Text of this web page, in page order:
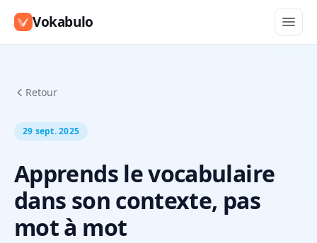
Vokabulo
Retour
29 sept. 2025
Apprends le vocabulaire
dans son contexte, pas
mot à mot